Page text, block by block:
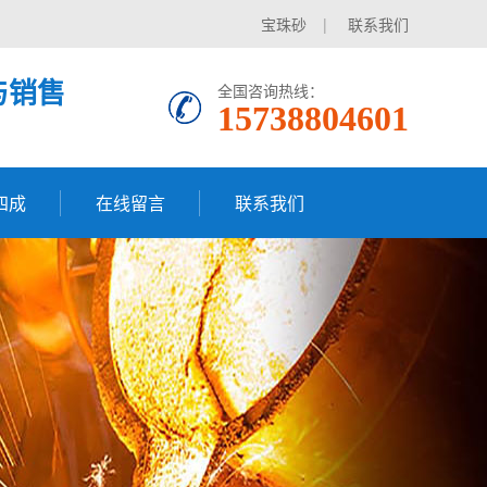
宝珠砂 | 联系我们
售 全国咨询热线：
15738804601
成 在线留言 联系我们